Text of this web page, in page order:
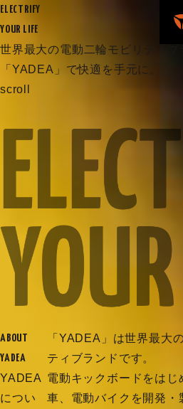
ELECTRIFY
YOUR LIFE
世界最大の電動二輪モビリティブ
「YADEA」で快適を手元に。
scroll
ABOUT
YADEA
YADEA
につい
「YADEA」は世界最大
ティブランドです。
電動キックボードをはじ
車、電動バイクを開発・